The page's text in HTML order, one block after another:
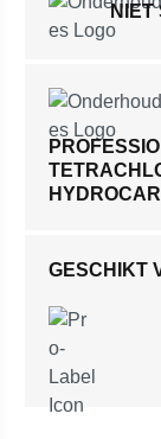
NIET
GESCHIKT